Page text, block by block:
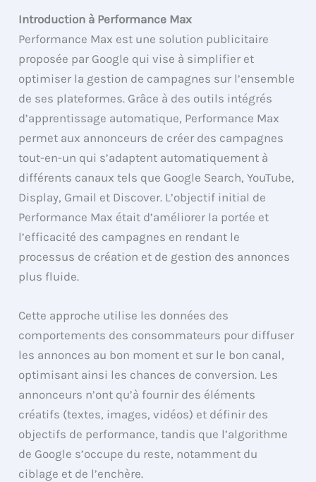
Introduction à Performance Max
Performance Max est une solution publicitaire
proposée par Google qui vise à simplifier et
optimiser la gestion de campagnes sur l’ensemble
de ses plateformes. Grâce à des outils intégrés
d’apprentissage automatique, Performance Max
permet aux annonceurs de créer des campagnes
tout-en-un qui s’adaptent automatiquement à
différents canaux tels que Google Search, YouTube,
Display, Gmail et Discover. L’objectif initial de
Performance Max était d’améliorer la portée et
l’efficacité des campagnes en rendant le
processus de création et de gestion des annonces
plus fluide.
Cette approche utilise les données des
comportements des consommateurs pour diffuser
les annonces au bon moment et sur le bon canal,
optimisant ainsi les chances de conversion. Les
annonceurs n’ont qu’à fournir des éléments
créatifs (textes, images, vidéos) et définir des
objectifs de performance, tandis que l’algorithme
de Google s’occupe du reste, notamment du
ciblage et de l’enchère.